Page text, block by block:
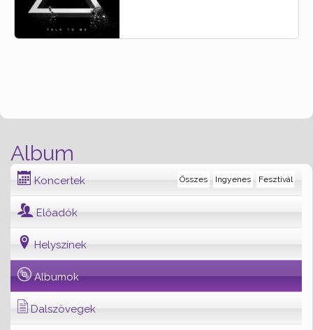
Album
Koncertek Fesztivál
Ingyenes
Összes
Előadók
Helyszínek
Albumok
Dalszövegek